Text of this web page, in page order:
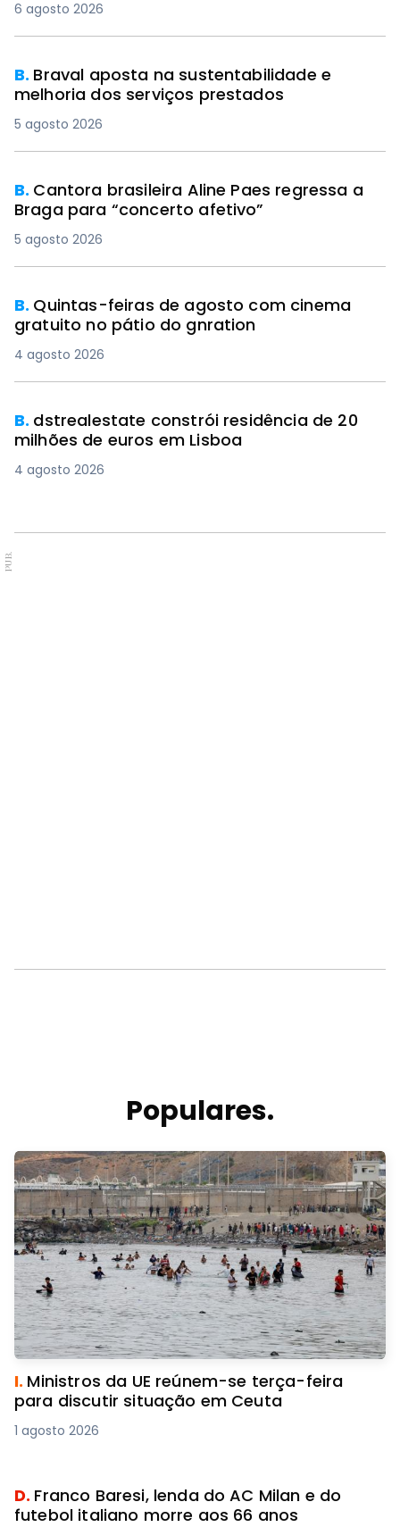
6 agosto 2026
B. Braval aposta na sustentabilidade e
melhoria dos serviços prestados
5 agosto 2026
B. Cantora brasileira Aline Paes regressa a
Braga para “concerto afetivo”
5 agosto 2026
B. Quintas-feiras de agosto com cinema
gratuito no pátio do gnration
4 agosto 2026
B. dstrealestate constrói residência de 20
milhões de euros em Lisboa
4 agosto 2026
PUB.
Populares.
I. Ministros da UE reúnem-se terça-feira
para discutir situação em Ceuta
1 agosto 2026
D. Franco Baresi, lenda do AC Milan e do
futebol italiano morre aos 66 anos